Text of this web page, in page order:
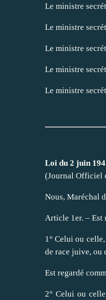
Le ministre
Le ministre
Le ministre
Le ministre
Le ministre
Loi du 2 juin
(Journal Officiel
Nous, Maréchal
Article 1er. – Est
1° Celui ou
de race juive, ou
Est regardé
2° Celui ou